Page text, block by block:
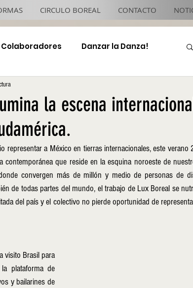
CIRCULO BOREAL CONTACTO
Colaboradores Danzar la Danza!
la escena
representar a México en tierras internacionales, este verano
contemporánea que reside en la esquina noroeste de
convergen más de millón y medio de personas de
de todas partes del mundo, el trabajo de Lux Boreal se
del país y el colectivo no pierde oportunidad de
visito Brasil para
plataforma de
y bailarines de